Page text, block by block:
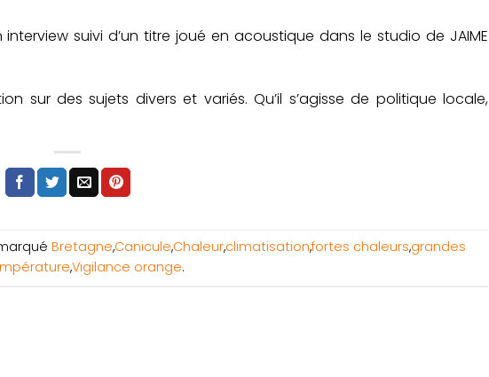
suivi d’un titre joué en acoustique dans le studio de JAIME
sur des sujets divers et variés. Qu’il s’agisse de politique locale,
Bretagne,Canicule,Chaleur,climatisation,fortes chaleurs,grandes
,Vigilance orange.